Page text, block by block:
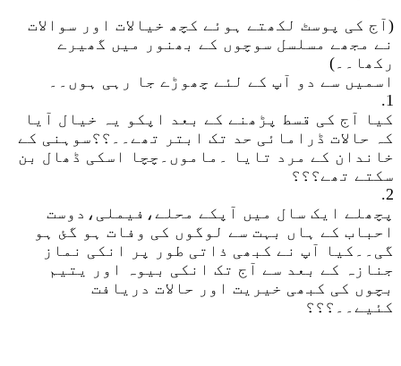
(آج کی پوسٹ لکھتے ہوئے کچھ خیالات اور سوالات
نے مجھے مسلسل سوچوں کے بھنور میں گھیرے
رکھا۔۔)
اسمیں سے دو آپ کے لئے چھوڑے جا رہی ہوں۔۔
1.
کیا آج کی قسط پڑھنے کے بعد اپکو یہ خیال آیا
کہ حالات ڈرامائی حد تک ابتر تھے۔۔؟؟سوہنی کے
خاندان کے مرد تایا ۔ماموں۔چچا اسکی ڈھال بن
سکتے تھے؟؟؟
2.
پچھلے ایک سال میں آپکے محلے،فیملی،دوست
احباب کے ہاں بہت سے لوگوں کی وفات ہو گئ ہو
گی۔۔کیا آپ نے کبھی ذاتی طور پر انکی نماز
جنازہ کے بعد سے آج تک انکی بیوہ اور یتیم
بچوں کی کبھی خیریت اور حالات دریافت
کئیے۔۔؟؟؟